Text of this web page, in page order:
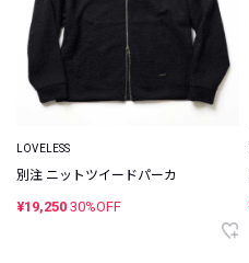
LOVELESS
別注 ニットツイードパーカ
¥19,250 30%OFF